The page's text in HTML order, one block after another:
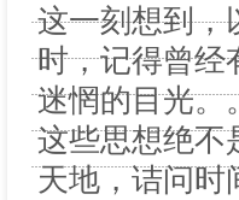
这一刻想到，
时，记得曾经
迷惘的目光。
这些思想绝不
天地，诘问时